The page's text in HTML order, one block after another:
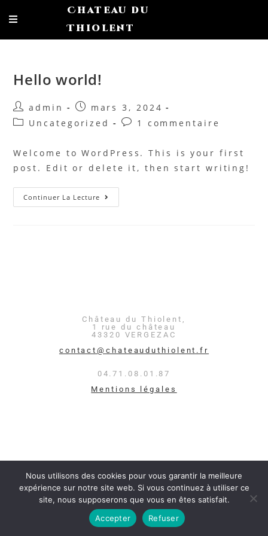
Chateau du
Thiolent
Hello world!
admin
mars 3, 2024
Uncategorized
1 commentaire
Welcome to WordPress. This is your first
post. Edit or delete it, then start writing!
Continuer La Lecture
Château du Thiolent,
1 rue du château
43320 VERGEZAC
contact@chateauduthiolent.fr
04.71.08.01.87
Mentions légales
Nous utilisons des cookies pour vous garantir la meilleure
expérience sur notre site web. Si vous continuez à utiliser ce
site, nous supposerons que vous en êtes satisfait.
Accepter
Refuser